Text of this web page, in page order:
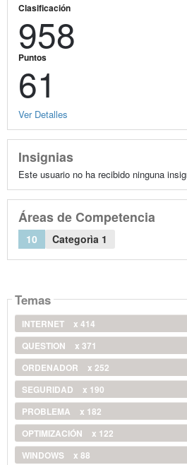
Clasificación
958
Puntos
61
Ver Detalles
Insignias
Este usuario no ha recibido ninguna
Áreas de Competencia
10 Categorìa 1
Temas
INTERNET
x 414
QUESTION
x 371
ORDENADOR
x 252
SEGURIDAD
x 190
PROBLEMA
x 182
OPTIMIZACIÓN
x 122
WINDOWS
x 88